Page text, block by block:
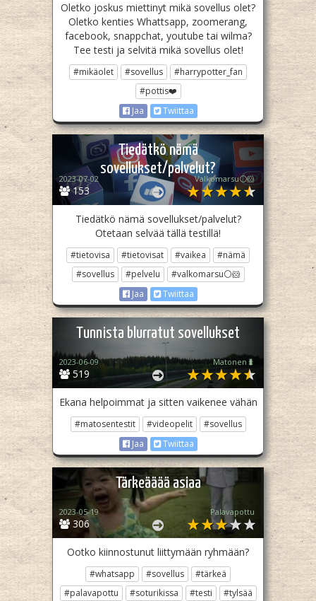
Oletko joskus miettinyt mikä sovellus olet?
Oletko kenties Whattsapp, zoomerang,
facebook, snappchat, youtube tai wilma?
Tee testi ja selvitä mikä sovellus olet!
#mikäolet #sovellus
#harrypotter_fan
#pottis❤️
Jaa
Twiittaa
Tiedätkö nämä
sovellukset/palvelut?
153
2023-07-02 Valkomarsu⚪️🐹
Tiedätkö nämä sovellukset/palvelut?
Otetaan selvää tällä testillä!
#tietovisa #tietovisat #vaikea
#nämä
#sovellus
#pelvelu
#valkomarsu⚪️🐹
Jaa
Twiittaa
Tunnista blurratut sovellukset
519
2023-06-09 Matonen🐛
Ekana helpoimmat ja sitten vaikenee vähän
#matosentestit #videopelit
#sovellus
Jaa
Twiittaa
Tärkeääää asiaa
306
2023-05-19 Palavapottu
Ootko kiinnostunut liittymään ryhmään?
#whatsapp #sovellus
#tärkeä
#palavapottu
#soturikissa #testi #tylsää